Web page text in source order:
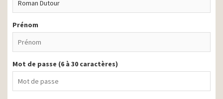
Prénom
Mot de passe (6 à 30 caractères)